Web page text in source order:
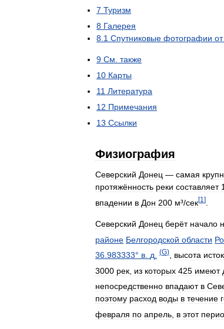
7 Туризм
8 Галерея
8 1 Спутниковые фотографии от
9 См также
10 Карты
11 Литература
12 Примечания
13 Ссылки
Физиография
Северский Донец — самая
протяжённость реки составляет
впадении в Дон 200 м³/сек[1 ]
Северский Донец берёт начало
районе Белгородской области
36 983333° в д (G) высота
3000 рек из которых 425 имеют
непосредственно впадают в
поэтому расход воды в течение
февраля по апрель в этот